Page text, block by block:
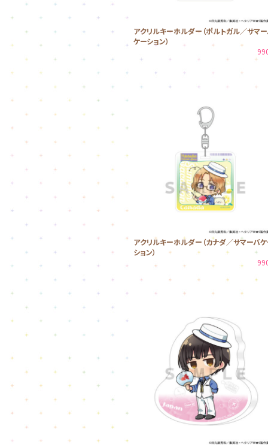
アクリルキーホルダー（ポルトガル／サマ
ケーション）
アクリルキーホルダー（カナダ／サマーバ
ション）